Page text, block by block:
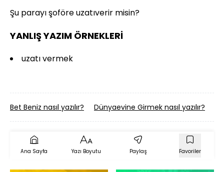
Şu parayı şoföre uzatıverir misin?
YANLIŞ YAZIM ÖRNEKLERİ
uzatı vermek
Bet Beniz nasıl yazılır? Dünyaevine Girmek nasıl yazılır?
Ana Sayfa Yazı Boyutu Paylaş Favoriler